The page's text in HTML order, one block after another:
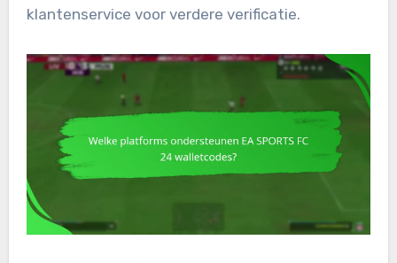
klantenservice voor verdere verificatie.